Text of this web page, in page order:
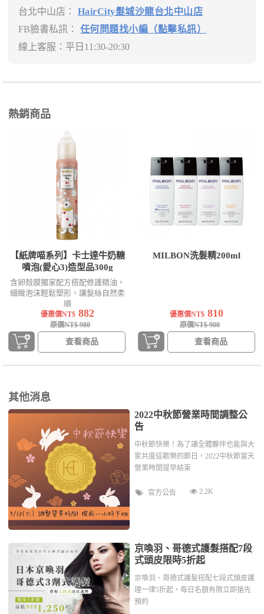
台北中山店：
HairCity髮城沙龍台北中山店
FB臉書私訊：
任何問題找小編（點擊私訊）
線上客服：平日11:30-20:30
熱銷商品
【紙牌喵系列】卡士達牛奶糖
噴泡(愛心3)造型品300g
含卵殼膜獨家配方搭配修護精油，
細緻泡沫輕鬆塑形，讓髮絲自然柔
順
優惠價NT$882
原價NT$ 980
查看商品
MILBON洗髮精200ml
優惠價NT$ 810
原價NT$ 900
查看商品
其他消息
2022中秋節營業時間調整公
告
中秋節快樂！為了讓全體夥伴也能與大
家共度這歡樂的節日，2022中秋節當天
營業時間提早結束
官方公告 2.2K
京喚羽、哥德式護髮搭配7段
式頭皮限時5折起
京喚羽、哥德式護髮搭配七段式頭皮護
理一律5折起，每日名額有限立即搶先
預約